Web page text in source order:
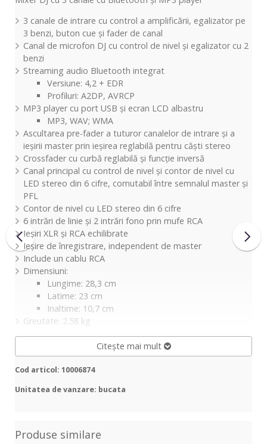
3 canale de intrare cu control a amplificării, egalizator pe
3 benzi, buton cue și fader de canal
Canal de microfon DJ cu control de nivel și egalizator cu 2
benzi
Streaming audio Bluetooth integrat
Versiune: 4,2 + EDR
Profiluri: A2DP, AVRCP
MP3 player cu port USB și ecran LCD albastru
MP3, WAV; WMA
Ascultarea pre-fader a tuturor canalelor de intrare și a
ieșirii master prin ieșirea reglabilă pentru căști stereo
Crossfader cu curbă reglabilă și funcție inversă
Canal principal cu control de nivel și contor de nivel cu
LED stereo din 6 cifre, comutabil între semnalul master și
PFL
Contor de nivel cu LED stereo din 6 cifre
6 intrări de linie și 2 intrări fono prin mufe RCA
Ieșiri XLR și RCA echilibrate
Ieșire de înregistrare, independent de master
Include un cablu RCA
Dimensiuni:
Lungime: 28,3 cm
Latime: 23 cm
Inaltime: 10,7 cm
Greutate: 2.58 kg
Citește mai mult
Cod articol: 10006874
Unitatea de vanzare: bucata
Produse similare